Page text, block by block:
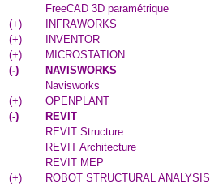
FreeCAD 3D paramétrique
(+)
INFRAWORKS
(+)
INVENTOR
(+)
MICROSTATION
(-)
NAVISWORKS
Navisworks
(+)
OPENPLANT
(-)
REVIT
REVIT Structure
REVIT Architecture
REVIT MEP
(+)
ROBOT STRUCTURAL ANALYSIS